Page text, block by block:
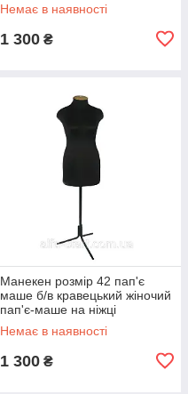
Немає в наявності
1 300 ₴
Манекен розмір 42 пап'є
маше б/в кравецький жіночий
пап'є-маше на ніжці
Немає в наявності
1 300 ₴